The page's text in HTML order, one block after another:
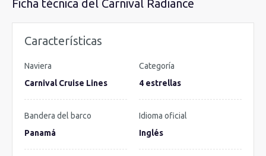
Ficha técnica del Carnival Radiance
Características
Naviera
Carnival Cruise Lines
Categoría
4 estrellas
Bandera del barco
Panamá
Idioma oficial
Inglés